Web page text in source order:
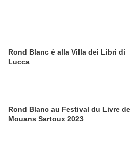
Rond Blanc è alla Villa dei Libri di
Lucca
Rond Blanc au Festival du Livre de
Mouans Sartoux 2023